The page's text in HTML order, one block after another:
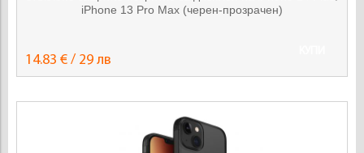
iPhone 13 Pro Max (черен-прозрачен)
14.83 € / 29 лв